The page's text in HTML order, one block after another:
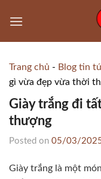
Trang chủ - Blog tin
gì​ vừa đẹp vừa thời
Giày trắng đi
thượng
Posted on 05/03/
Giày trắng là một